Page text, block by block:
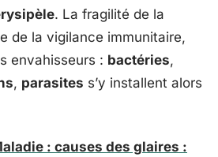
. La fragilité de la
de la vigilance immunitaire,
envahisseurs : bactéries,
, parasites s’y installent alors
: causes des glaires :